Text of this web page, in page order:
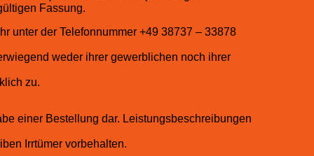
Fassung.
unter der Telefonnummer +49 38737 – 33878
weder ihrer gewerblichen noch ihrer
zu.
einer Bestellung dar. Leistungsbeschreibungen
Irrtümer vorbehalten.